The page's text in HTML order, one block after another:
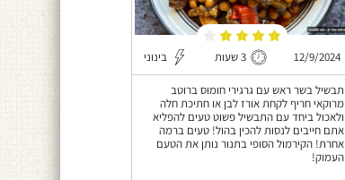
12/9/2024 3 שעות בינוני
תבשיל בשר ראש עם גרגירי חומוס ברוטב
מרוקאי חריף לקחת אורז לבן או חתיכת חלה
ולאכול ביחד עם התבשיל פשוט טעים להפליא
אתם חייבים לנסות להכין בהול! טעים ברמה
אחרת! הקירמול הסופי בתנור נותן את הטעם
העמוק!